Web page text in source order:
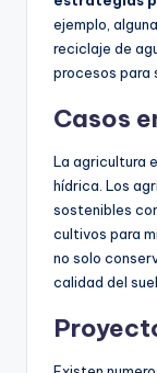
ejemplo,
reciclaje de
procesos para
Casos
La agricultura
hídrica. Los
sostenibles
cultivos para
no solo
calidad del